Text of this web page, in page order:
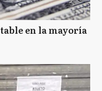
en la mayoría